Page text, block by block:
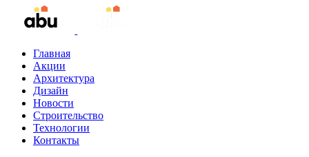
Главная
Акции
Архитектура
Дизайн
Новости
Строительство
Технологии
Контакты